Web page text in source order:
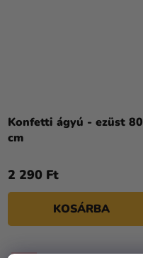
Konfetti ágyú - ezüst 80
cm
2 290 Ft
KOSÁRBA